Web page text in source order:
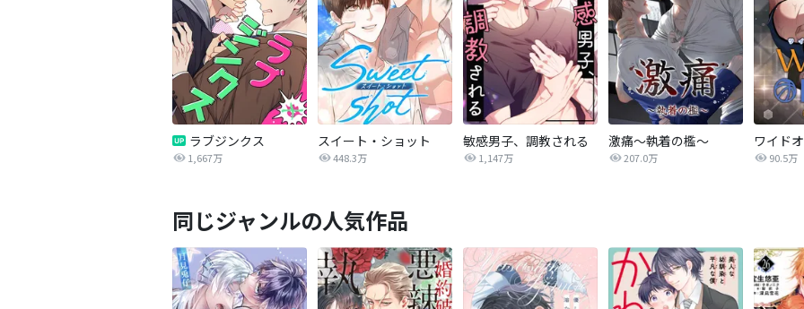
ラブジンクス
1,667万
スイート・ショット
448.3万
敏感男子、調教される
1,147万
激痛～執着の檻～
207.0万 90.5万
同じジャンルの人気作品